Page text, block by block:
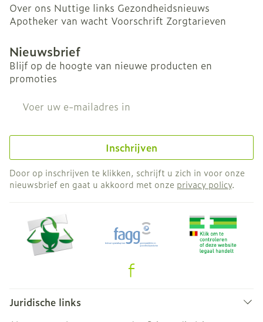
Over ons Nuttige links Gezondheidsnieuws
Apotheker van wacht Voorschrift Zorgtarieven
Nieuwsbrief
Blijf op de hoogte van nieuwe producten en
promoties
Inschrijven
Door op inschrijven te klikken, schrijft u zich in voor onze
nieuwsbrief en gaat u akkoord met onze privacy policy.
Juridische links